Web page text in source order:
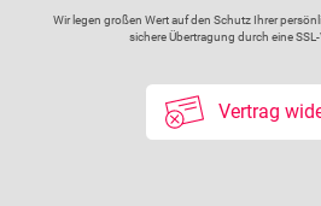
Wir legen großen Wert auf den Schutz Ihrer
sichere Übertragung durch eine
Vertrag